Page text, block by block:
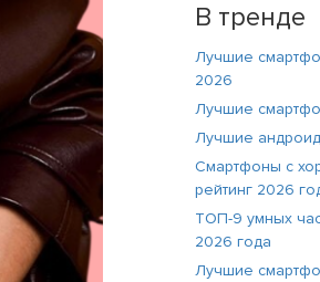
В тренде
Лучшие
2026
Лучшие
Лучшие
Смартфоны с
рейтинг 2026
ТОП-9 умных
2026 года
Лучшие